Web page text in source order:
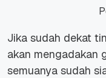
Jika sudah dekat
akan mengadakan
semuanya sudah